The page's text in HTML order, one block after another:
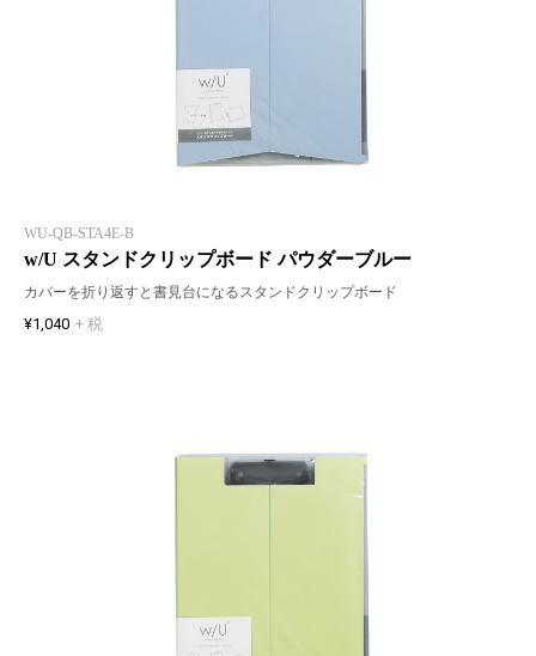
WU-QB-STA4E-B
w/U スタンドクリップボード パウダーブルー
カバーを折り返すと書見台になるスタンドクリップボード
¥1,040 + 税